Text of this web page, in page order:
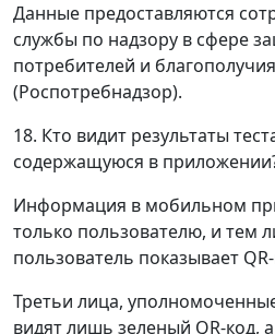
Данные предоставляются
службы по надзору в сфере
потребителей и
(Роспотребнадзор).
18. Кто видит результаты
содержащуюся в
Информация в мобильном
только пользователю, и тем
пользователь показывает
Третьи лица,
видят лишь зеленый QR-код,